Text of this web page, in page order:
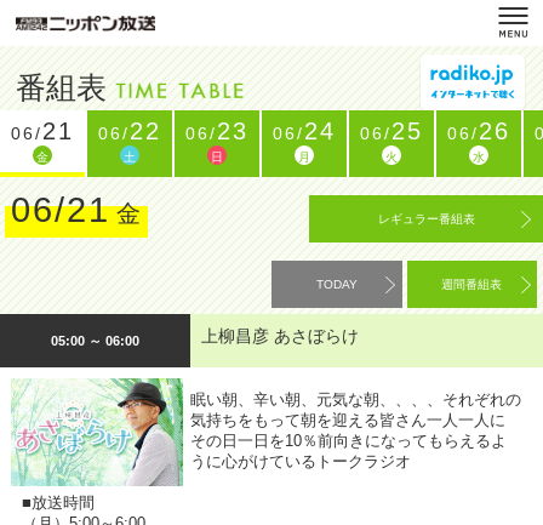
番組表
06/21
金
06/22
土
06/23
日
06/24
月
06/25
火
06/26
水
06/21 金 レギュラー番組表
TODAY 週間番組表
05:00 ～ 06:00 上柳昌彦 あさぼらけ
眠い朝、辛い朝、元気な朝、、、、それぞれの
気持ちをもって朝を迎える皆さん一人一人に
その日一日を10％前向きになってもらえるよ
うに心がけているトークラジオ
■放送時間